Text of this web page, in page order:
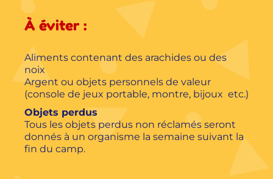
À éviter :
Aliments contenant des arachides ou des
noix
Argent ou objets personnels de valeur
(console de jeux portable, montre, bijoux etc.)
Objets perdus
Tous les objets perdus non réclamés seront
donnés à un organisme la semaine suivant la
fin du camp.